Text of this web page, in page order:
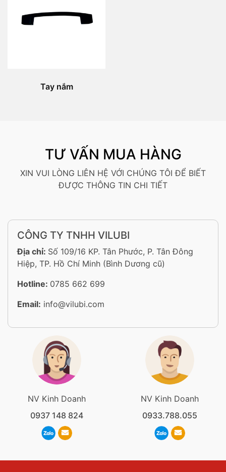
Tay nắm
TƯ VẤN MUA HÀNG
XIN VUI LÒNG LIÊN HỆ VỚI CHÚNG TÔI ĐỂ BIẾT
ĐƯỢC THÔNG TIN CHI TIẾT
CÔNG TY TNHH VILUBI
Địa chỉ: Số 109/16 KP. Tân Phước, P. Tân Đông
Hiệp, TP. Hồ Chí Minh (Bình Dương cũ)
Hotline: 0785 662 699
Email: info@vilubi.com
NV Kinh Doanh
0937 148 824
NV Kinh Doanh
0933.788.055